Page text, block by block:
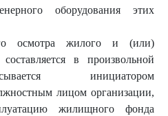
оборудования этих
осмотра жилого и (или)
в произвольной
инициатором
лицом организации,
жилищного фонда